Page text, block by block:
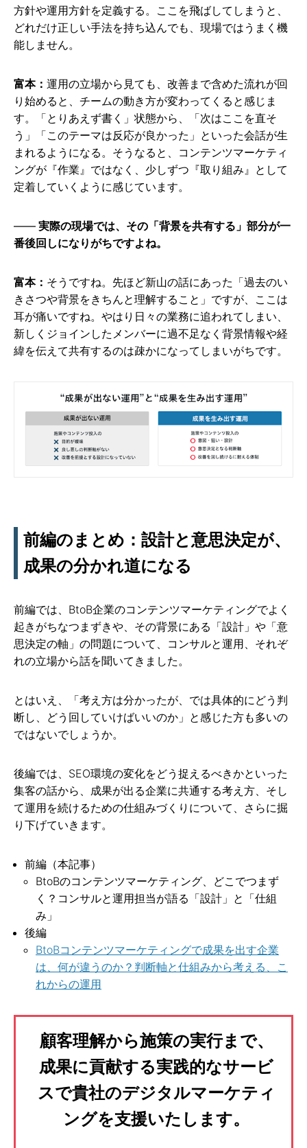
方針や運用方針を定義する。ここを飛ばしてしまうと、
どれだけ正しい手法を持ち込んでも、現場ではうまく機
能しません。
富本： 運用の立場から見ても、改善まで含めた流れが回
り始めると、チームの動き方が変わってくると感じま
す。「とりあえず書く」状態から、「次はここを直そ
う」「このテーマは反応が良かった」といった会話が生
まれるようになる。そうなると、コンテンツマーケティ
ングが『作業』ではなく、少しずつ『取り組み』として
定着していくように感じています。
実際の現場では、その「背景を共有する」部分が一
番後回しになりがちですよね。
富本： そうですね。先ほど新山の話にあった「過去のい
きさつや背景をきちんと理解すること」ですが、ここは
耳が痛いですね。やはり日々の業務に追われてしまい、
新しくジョインしたメンバーに過不足なく背景情報や経
緯を伝えて共有するのは疎かになってしまいがちです。
前編のまとめ：設計と意思決定が、
成果の分かれ道になる
前編では、BtoB企業のコンテンツマーケティングでよく
起きがちなつまずきや、その背景にある「設計」や「意
思決定の軸」の問題について、コンサルと運用、それぞ
れの立場から話を聞いてきました。
とはいえ、「考え方は分かったが、では具体的にどう判
断し、どう回していけばいいのか」と感じた方も多いの
ではないでしょうか。
後編では、SEO環境の変化をどう捉えるべきかといった
集客の話から、成果が出る企業に共通する考え方、そし
て運用を続けるための仕組みづくりについて、さらに掘
り下げていきます。
前編（本記事）
BtoBのコンテンツマーケティング、どこでつまず
く？コンサルと運用担当が語る「設計」と「仕組
み」
後編
BtoBコンテンツマーケティングで成果を出す企業
は、何が違うのか？判断軸と仕組みから考える、こ
れからの運用
顧客理解から施策の実行まで、
成果に貢献する実践的なサービ
スで貴社のデジタルマーケティ
ングを支援いたします。